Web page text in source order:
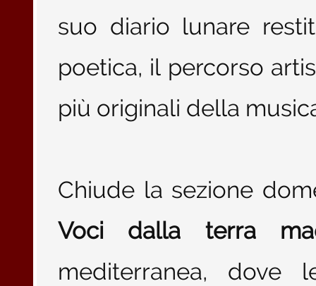
suo diario lunare
poetica, il percorso
più originali della
Chiude la sezione
Voci dalla terra
mediterranea, dove